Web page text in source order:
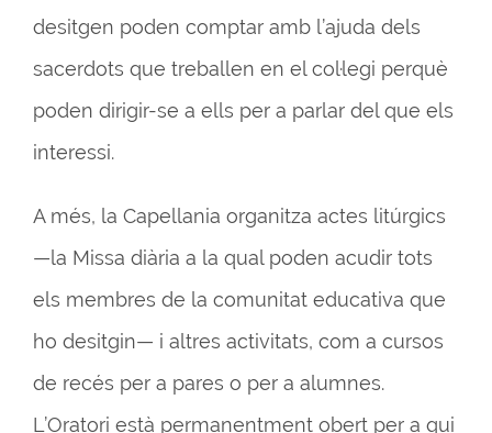
desitgen poden comptar amb l’ajuda dels
sacerdots que treballen en el col·legi perquè
poden dirigir-se a ells per a parlar del que els
interessi.
A més, la Capellania organitza actes litúrgics
—la Missa diària a la qual poden acudir tots
els membres de la comunitat educativa que
ho desitgin— i altres activitats, com a cursos
de recés per a pares o per a alumnes.
L’Oratori està permanentment obert per a qui